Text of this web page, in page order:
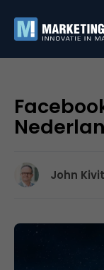
John Kivit